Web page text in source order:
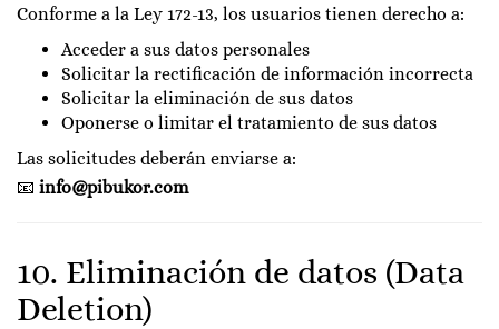
Conforme a la Ley 172-13, los usuarios tienen derecho a:
Acceder a sus datos personales
Solicitar la rectificación de información incorrecta
Solicitar la eliminación de sus datos
Oponerse o limitar el tratamiento de sus datos
Las solicitudes deberán enviarse a:
📧 info@pibukor.com
10. Eliminación de datos (Data
Deletion)